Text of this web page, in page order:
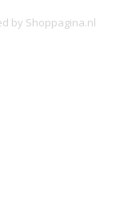
by Shoppagina.nl